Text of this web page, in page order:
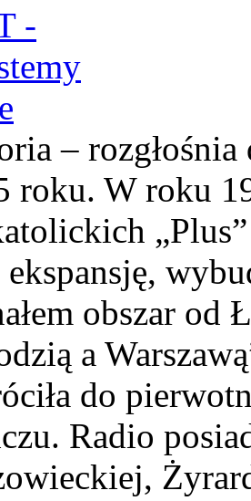
–
roku. W roku
ekspansję,
obszar od
a
do
Radio